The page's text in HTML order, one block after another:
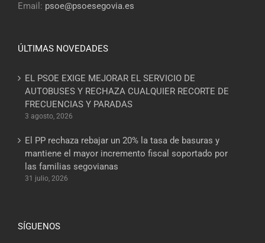
Email: psoe@psoesegovia.es
ÚLTIMAS NOVEDADES
EL PSOE EXIGE MEJORAR EL SERVICIO DE
AUTOBUSES Y RECHAZA CUALQUIER RECORTE DE
FRECUENCIAS Y PARADAS
3 agosto, 2026
El PP rechaza rebajar un 20% la tasa de basuras y
mantiene el mayor incremento fiscal soportado por
las familias segovianas
31 julio, 2026
SÍGUENOS